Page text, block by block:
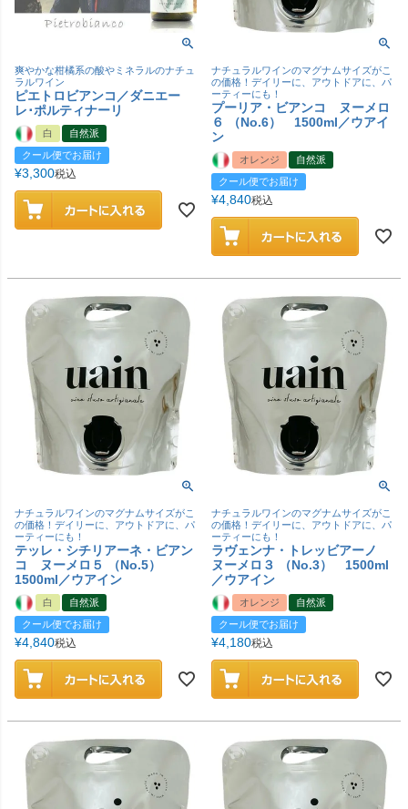
爽やかな柑橘系の酸やミネラルのナチュ
ラルワイン
ピエトロビアンコ／ダニエー
レ･ポルティナーリ
白
自然派
クール便でお届け
¥3,300税込
ナチュラルワインのマグナムサイズがこ
の価格！デイリーに、アウトドアに、パ
ーティーにも！
プーリア・ビアンコ ヌーメロ
６ （No.6） 1500ml／ウアイ
ン
オレンジ
自然派
クール便でお届け
¥4,840税込
ナチュラルワインのマグナムサイズがこ
の価格！デイリーに、アウトドアに、パ
ーティーにも！
テッレ・シチリアーネ・ビアン
コ ヌーメロ５ （No.5）
1500ml／ウアイン
白
自然派
クール便でお届け
¥4,840税込
ナチュラルワインのマグナムサイズがこ
の価格！デイリーに、アウトドアに、パ
ーティーにも！
ラヴェンナ・トレッビアーノ
ヌーメロ３ （No.3） 1500ml
／ウアイン
オレンジ
自然派
クール便でお届け
¥4,180税込